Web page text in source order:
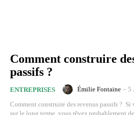
Comment construire
passifs ?
ENTREPRISES Émilie Fontaine - 5
Comment construire des revenus passifs ? Si
sur le long terme, vous rêvez probablement